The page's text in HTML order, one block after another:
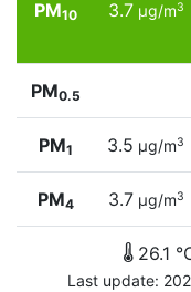
PM10 3.7µg/m3
PM0.5
PM1 3.5 µg/m3
PM4 3.7µg/m3
26.1
Last update: